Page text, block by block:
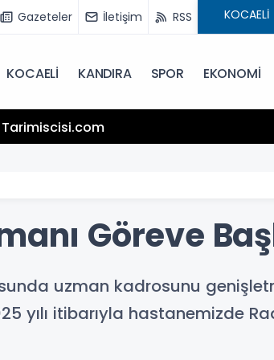
Gazeteler İletişim RSS
KOCAELİ KANDIRA SPOR EKONOMİ
Göreve
uzman kadrosunu
yılı itibarıyla hastanemizde